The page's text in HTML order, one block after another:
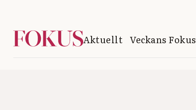
Aktuellt Veckans Fokus